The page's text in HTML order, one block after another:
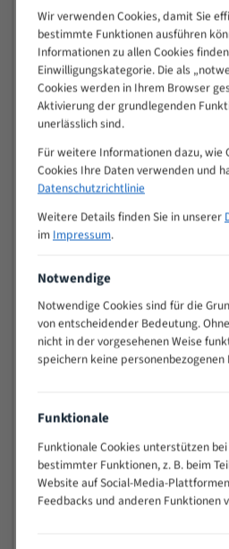
15
8/12 6/10
20
30
50
80
> 100
VOLLMATERIAL
M (mm)
Zähne pro
>
25
25 - 50
35 - 70
5/8
50 - 120
4/6
80 - 180
3/4
150 -
200 -
600
1,1/1,6
> 500
0,75/1,25
Wir verwenden Cookies, damit Sie
bestimmte Funktionen ausführen
Informationen zu allen Cookies
Einwilligungskategorie. Die als
Cookies werden in Ihrem Browser
Aktivierung der grundlegenden
unerlässlich sind.
Für weitere Informationen dazu, wie
Cookies Ihre Daten verwenden und
Datenschutzrichtlinie
Weitere Details finden Sie in unserer
im Impressum.
Notwendige
Notwendige Cookies sind für die
von entscheidender Bedeutung.
nicht in der vorgesehenen Weise
speichern keine personenbezogenen
Funktionale
Funktionale Cookies unterstützen
bestimmter Funktionen, z. B. beim
Website auf Social-Media-
Feedbacks und anderen Funktionen